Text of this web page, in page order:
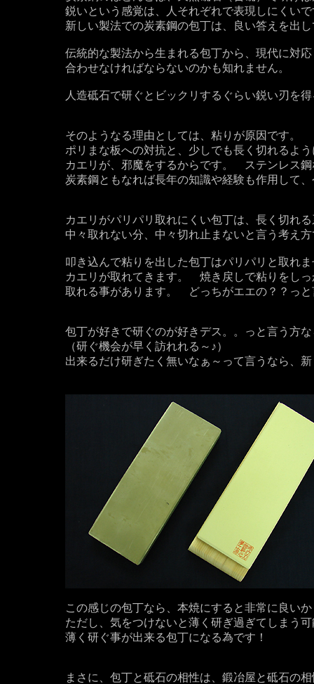
鋭いという感覚は、人それぞれで表現しにくい
新しい製法での炭素鋼の包丁は、良い答えを出
伝統的な製法から生まれる包丁から、現代に対
合わせなければならないのかも知れません。
人造砥石で研ぐとビックリするぐらい鋭い刃を
そのようなる理由としては、粘りが原因です。
ポリまな板への対抗と、少しでも長く切れるよ
カエリが、邪魔をするからです。 ステンレス
炭素鋼ともなれば長年の知識や経験も作用して
カエリがパリパリ取れにくい包丁は、長く切れ
中々取れない分、中々切れ止まないと言う考え
叩き込んで粘りを出した包丁はパリパリと取れ
カエリが取れてきます。 焼き戻しで粘りをし
取れる事があります。 どっちがエエの？？っ
包丁が好きで研ぐのが好きデス。。っと言う方
（研ぐ機会が早く訪れれる～♪）
出来るだけ研ぎたく無いなぁ～って言うなら、
この感じの包丁なら、本焼にすると非常に良い
ただし、気をつけないと薄く研ぎ過ぎてしまう
薄く研ぐ事が出来る包丁になる為です！
まさに、包丁と砥石の相性は、鍛冶屋と砥石の